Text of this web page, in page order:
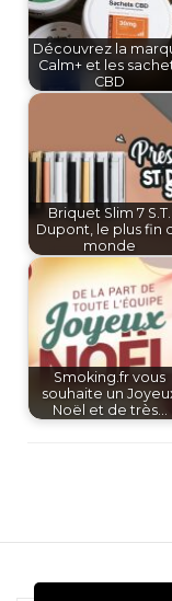
Découvrez la
Calm+ et les
CBD
Briquet Slim 7 S.T.
Dupont, le plus fin
monde
Smoking.fr vous
souhaite un
Noël et de très…